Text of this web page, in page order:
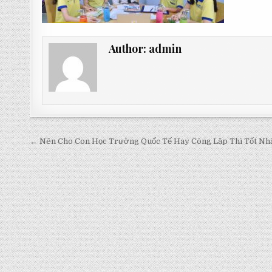
Author: admin
Post
navigation
← Nên Cho Con Học Trường Quốc Tế Hay Công Lập Thì Tốt